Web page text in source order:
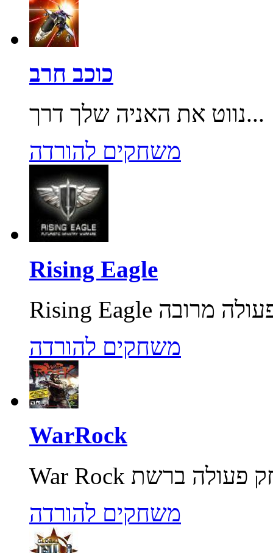
כוכב חרב
נווט את האניה שלך דרך...
משחקים להורדה
Rising Eagle
משחקים להורדה
WarRock
משחקים להורדה